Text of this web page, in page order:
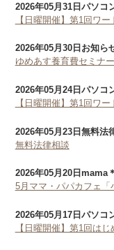
2026年05月31日パソコ
【日曜開催】第1回ワ
2026年05月30日 お知ら
ゆめあす養育費セミナー
2026年05月24日 パソコ
【日曜開催】第1回ワ
2026年05月23日無料法
無料法律相談
2026年05月20日 mama
5月ママ・パパカフェ「
2026年05月17日 パソコ
【日曜開催】第1回は